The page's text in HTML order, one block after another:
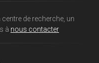
de recherche, un
à nous contacter